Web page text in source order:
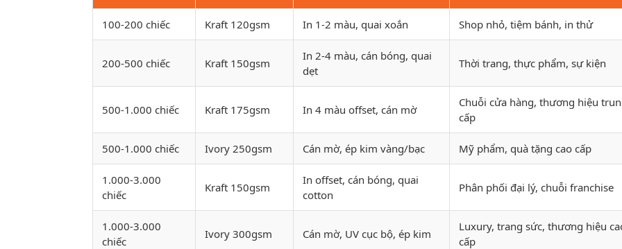
100-200 chiếc Kraft 120gsm In 1-2 màu, quai xoắn Shop nhỏ, tiệm bánh, in thử
200-500 chiếc Kraft 150gsm
In 2-4 màu, cán bóng, quai
dẹt
Thời trang, thực phẩm, sự kiện
500-1.000 chiếc Kraft 175gsm In 4 màu offset, cán mờ
Chuỗi cửa hàng, thương hiệu
cấp
500-1.000 chiếc Ivory 250gsm Cán mờ, ép kim vàng/bạc Mỹ phẩm, quà tặng cao cấp
1.000-3.000
chiếc
Kraft 150gsm
In offset, cán bóng, quai
cotton
Phân phối đại lý, chuỗi franchise
1.000-3.000
chiếc
Ivory 300gsm Cán mờ, UV cục bộ, ép kim
Luxury, trang sức, thương hiệu
cấp